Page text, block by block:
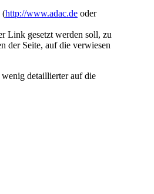
(http://www.adac.de oder
Link gesetzt werden soll, zu
der Seite, auf die verwiesen
detaillierter auf die